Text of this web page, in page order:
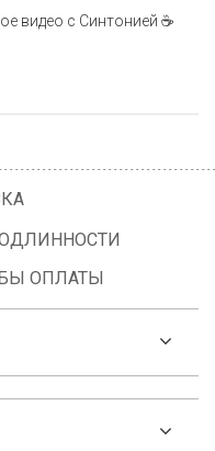
видео с Синтонией ☕
ОПЛАТЫ